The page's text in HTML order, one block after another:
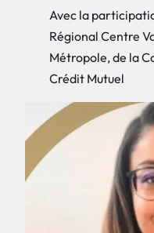
Avec la
Régional Centre
Métropole, de la
Crédit Mutuel